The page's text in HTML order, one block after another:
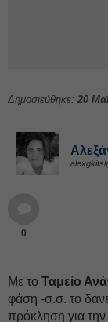
Δημοσιεύθηκε: 20
0
Με το Ταμείο
φάση -σ.σ. το
πρόκληση για την